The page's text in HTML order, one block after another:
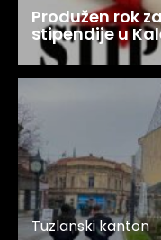
Produžen rok
stipendije u
Tuzlanski kanton